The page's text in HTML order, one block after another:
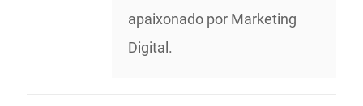
apaixonado por Marketing
Digital.